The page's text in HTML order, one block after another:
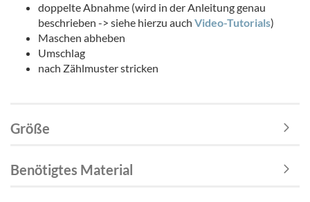
doppelte Abnahme (wird in der Anleitung genau
beschrieben -> siehe hierzu auch Video-Tutorials)
Maschen abheben
Umschlag
nach Zählmuster stricken
Größe
Benötigtes Material